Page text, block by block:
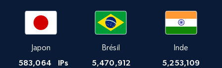
Japon
583,064 IPs
Brésil
5,470,912
Inde
5,253,109